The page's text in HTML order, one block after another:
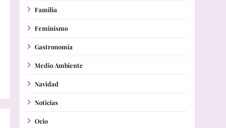
Familia
Feminismo
Gastronomía
Medio Ambiente
Navidad
Noticias
Ocio